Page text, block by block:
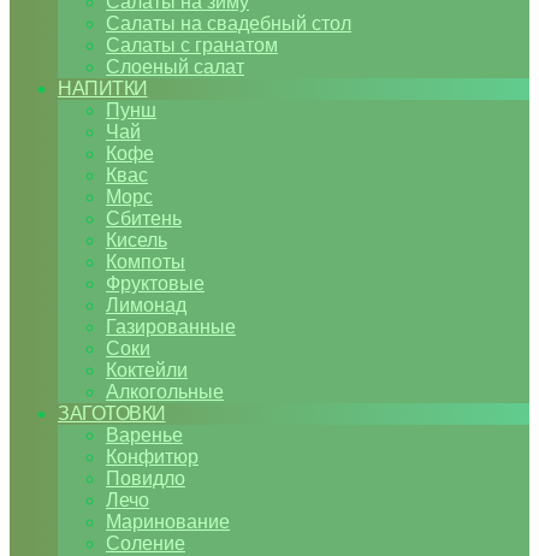
Салаты на свадебный стол
Салаты с гранатом
Слоеный салат
НАПИТКИ
Пунш
Чай
Кофе
Квас
Морс
Сбитень
Кисель
Компоты
Фруктовые
Лимонад
Газированные
Соки
Коктейли
Алкогольные
ЗАГОТОВКИ
Варенье
Конфитюр
Повидло
Лечо
Маринование
Соление